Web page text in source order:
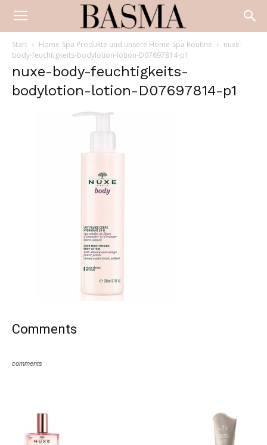
Start Home-Spa Produkte und unsere Home-Spa Routine
nuxe-
body-feuchtigkeits-bodylotion-lotion-D07697814-p1
nuxe-body-feuchtigkeits-
bodylotion-lotion-D07697814-p1
Comments
comments